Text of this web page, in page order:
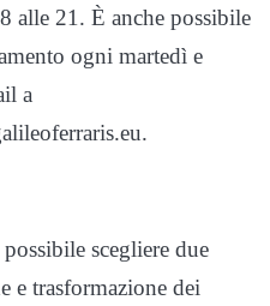
alle 21. È anche possibile
ogni martedì e
a
scegliere due
e trasformazione dei